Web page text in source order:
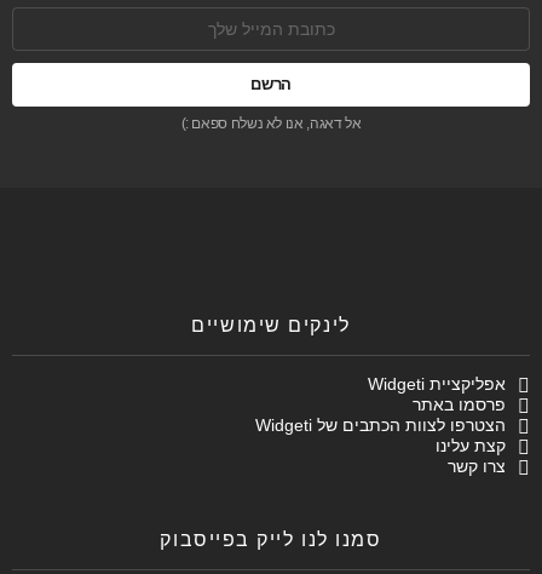
אל דאגה, אנו לא נשלח ספאם :)
לינקים שימושיים
אפליקציית Widgeti
פרסמו באתר
הצטרפו לצוות הכתבים של Widgeti
קצת עלינו
צרו קשר
סמנו לנו לייק בפייסבוק